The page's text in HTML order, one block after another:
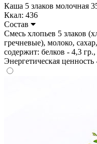
Каша 5 злаков молочная
Ккал: 436
Состав
Смесь хлопьев 5 злаков
гречневые), молоко,
содержит: белков - 4,3
Энергетическая ценность